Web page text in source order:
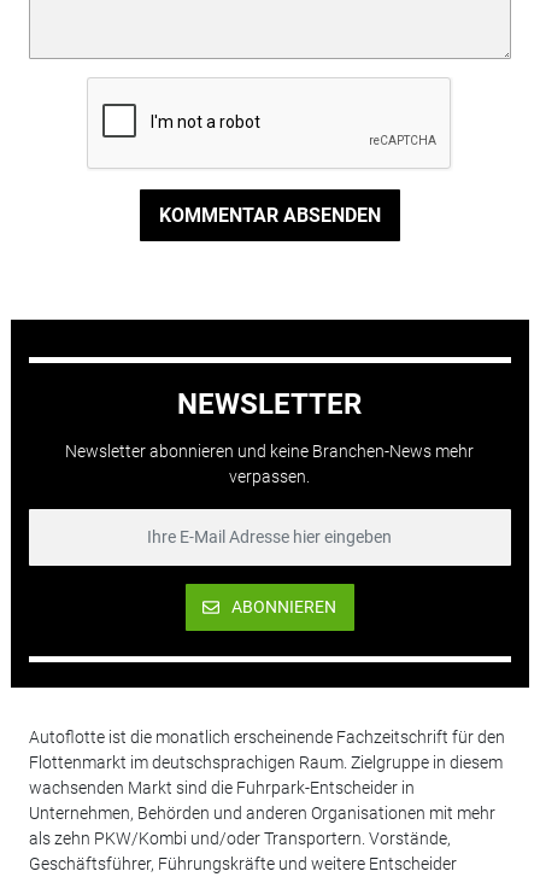
KOMMENTAR ABSENDEN
NEWSLETTER
Newsletter abonnieren und keine Branchen-News mehr
verpassen.
ABONNIEREN
Autoflotte ist die monatlich erscheinende Fachzeitschrift für den
Flottenmarkt im deutschsprachigen Raum. Zielgruppe in diesem
wachsenden Markt sind die Fuhrpark-Entscheider in
Unternehmen, Behörden und anderen Organisationen mit mehr
als zehn PKW/Kombi und/oder Transportern. Vorstände,
Geschäftsführer, Führungskräfte und weitere Entscheider